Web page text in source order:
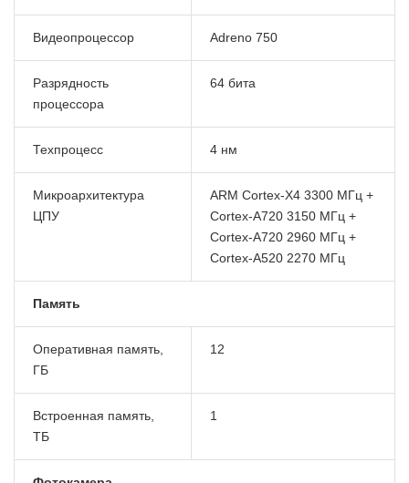
Видеопроцессор Adreno 750
Разрядность
процессора
64 бита
Техпроцесс 4 нм
Микроархитектура
ЦПУ
ARM Cortex-X4 3300 МГц +
Cortex-A720 3150 МГц +
Cortex-A720 2960 МГц +
Cortex-A520 2270 МГц
Память
Оперативная память,
ГБ
12
Встроенная память,
ТБ
1